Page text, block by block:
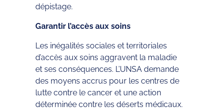
dépistage.
Garantir l’accès aux soins
Les inégalités sociales et territoriales
d’accès aux soins aggravent la maladie
et ses conséquences. L’UNSA demande
des moyens accrus pour les centres de
lutte contre le cancer et une action
déterminée contre les déserts médicaux.